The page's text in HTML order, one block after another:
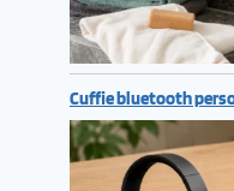
Cuffie bluetooth